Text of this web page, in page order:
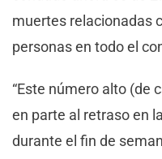
muertes relacionadas
personas en todo el
“Este número alto (de
en parte al retraso en
durante el fin de